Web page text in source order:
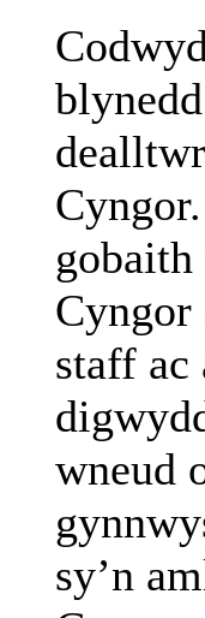
Cyngor.
Cyngor
staff ac
wneud
sy’n